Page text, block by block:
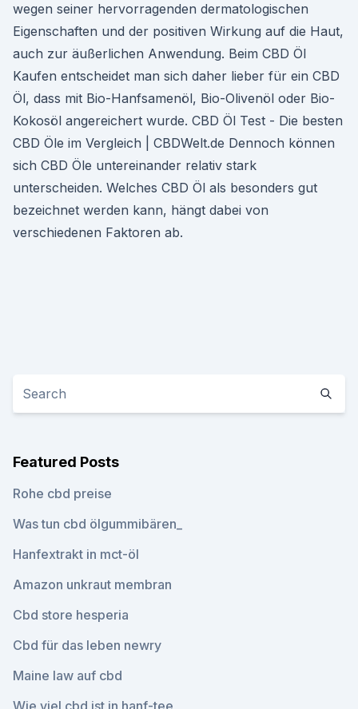
wegen seiner hervorragenden dermatologischen
Eigenschaften und der positiven Wirkung auf die Haut,
auch zur äußerlichen Anwendung. Beim CBD Öl
Kaufen entscheidet man sich daher lieber für ein CBD
Öl, dass mit Bio-Hanfsamenöl, Bio-Olivenöl oder Bio-
Kokosöl angereichert wurde. CBD Öl Test - Die besten
CBD Öle im Vergleich | CBDWelt.de Dennoch können
sich CBD Öle untereinander relativ stark
unterscheiden. Welches CBD Öl als besonders gut
bezeichnet werden kann, hängt dabei von
verschiedenen Faktoren ab.
Featured Posts
Rohe cbd preise
Was tun cbd ölgummibären_
Hanfextrakt in mct-öl
Amazon unkraut membran
Cbd store hesperia
Cbd für das leben newry
Maine law auf cbd
Wie viel cbd ist in hanf-tee